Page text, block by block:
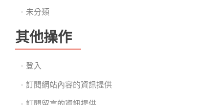
未分類
其他操作
登入
訂閱網站內容的資訊提供